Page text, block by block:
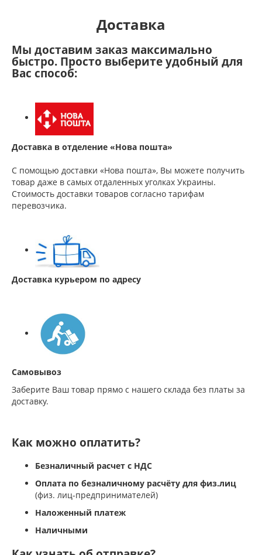
Доставка
Мы доставим заказ максимально
быстро. Просто выберите удобный для
Вас способ:
Доставка в отделение «Нова пошта»
С помощью доставки «Нова пошта», Вы можете получить
товар даже в самых отдаленных уголках Украины.
Стоимость доставки товаров согласно тарифам
перевозчика.
Доставка курьером по адресу
Самовывоз
Заберите Ваш товар прямо с нашего склада без платы за
доставку.
Как можно оплатить?
Безналичный расчет с НДС
Оплата по безналичному расчёту для физ.лиц
(физ. лиц-предпринимателей)
Наложенный платеж
Наличными